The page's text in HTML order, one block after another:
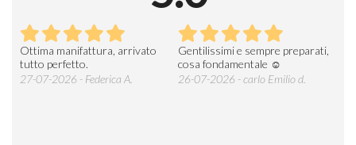
Ottima manifattura, arrivato
tutto perfetto.
27-07-2026 - Federica A.
Gentilissimi e sempre preparati,
cosa fondamentale ☺️
26-07-2026 - carlo Emilio d.